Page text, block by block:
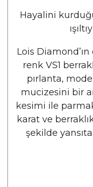
Hayalini
Lois
renk VS1
pırlanta,
mucizesini bir
kesimi ile
karat ve
şekilde